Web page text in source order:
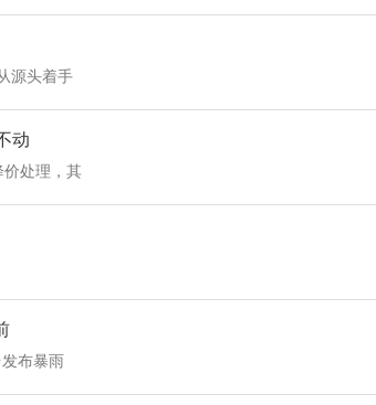
源头着手
动
处理，其
布暴雨